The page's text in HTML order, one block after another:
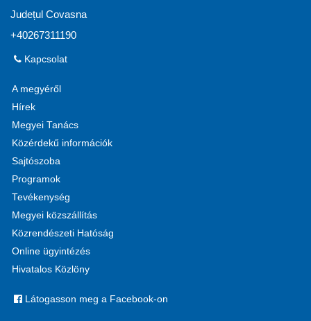
Județul Covasna
+40267311190
Kapcsolat
A megyéről
Hírek
Megyei Tanács
Közérdekű információk
Sajtószoba
Programok
Tevékenység
Megyei közszállítás
Közrendészeti Hatóság
Online ügyintézés
Hivatalos Közlöny
Látogasson meg a Facebook-on